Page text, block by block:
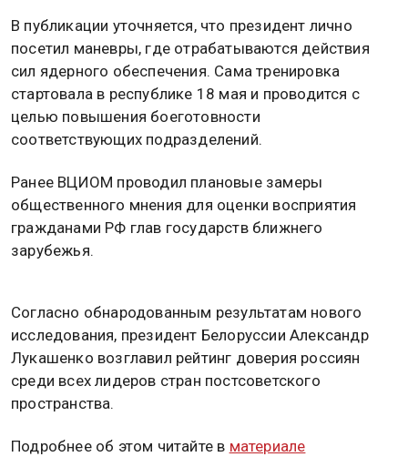
В публикации уточняется, что президент лично
посетил маневры, где отрабатываются действия
сил ядерного обеспечения. Сама тренировка
стартовала в республике 18 мая и проводится с
целью повышения боеготовности
соответствующих подразделений.
Ранее ВЦИОМ проводил плановые замеры
общественного мнения для оценки восприятия
гражданами РФ глав государств ближнего
зарубежья.
Согласно обнародованным результатам нового
исследования, президент Белоруссии Александр
Лукашенко возглавил рейтинг доверия россиян
среди всех лидеров стран постсоветского
пространства.
Подробнее об этом читайте в материале